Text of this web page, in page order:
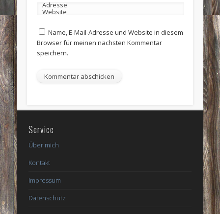
Adresse
Website
Name, E-Mail-Adresse und Website in diesem
Browser für meinen nächsten Kommentar
speichern.
Service
Über mich
Kontakt
Impressum
Datenschutz